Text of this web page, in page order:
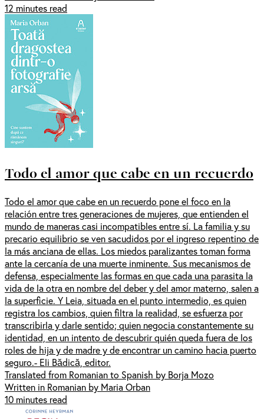
12 minutes read
Todo el amor que cabe en un recuerdo
Todo el amor que cabe en un recuerdo pone el foco en la
relación entre tres generaciones de mujeres, que entienden el
mundo de maneras casi incompatibles entre sí. La familia y su
precario equilibrio se ven sacudidos por el ingreso repentino de
la más anciana de ellas. Los miedos paralizantes toman forma
ante la cercanía de una muerte inminente. Sus mecanismos de
defensa, especialmente las formas en que cada una parasita la
vida de la otra en nombre del deber y del amor materno, salen a
la superficie. Y Leia, situada en el punto intermedio, es quien
registra los cambios, quien filtra la realidad, se esfuerza por
transcribirla y darle sentido; quien negocia constantemente su
identidad, en un intento de descubrir quién queda fuera de los
roles de hija y de madre y de encontrar un camino hacia puerto
seguro.- Eli Bădică, editor.
Translated from Romanian to Spanish by Borja Mozo
Written in Romanian by Maria Orban
10 minutes read